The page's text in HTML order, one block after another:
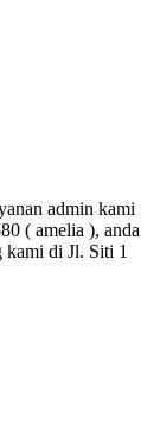
admin kami
( amelia ), anda
kami di Jl. Siti 1